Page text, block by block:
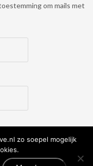
om mails met
zo soepel mogelijk